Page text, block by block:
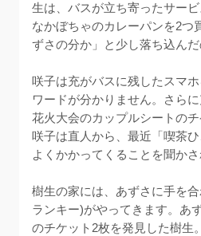
生は、バスが立ち寄ったサー
なかぼちゃのカレーパンを2つ
ずさの分か」と少し落ち込んだ
咲子は充がバスに残したスマ
ワードが分かりません。さらに
花火大会のカップルシートの
咲子は直人から、最近「喫茶
よくかかってくることを聞かさ
樹生の家には、あずさに手を
ランキー)がやってきます。あ
のチケット2枚を発見した樹生